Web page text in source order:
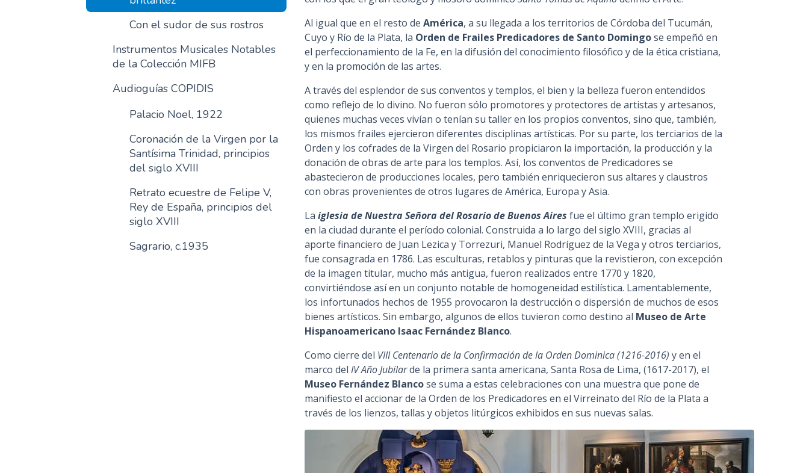
Con el sudor de sus rostros
Instrumentos Musicales Notables
de la Colección MIFB
Audioguías COPIDIS
Palacio Noel, 1922
Coronación de la Virgen por la
Santísima Trinidad, principios
del siglo XVIII
Retrato ecuestre de Felipe V,
Rey de España, principios del
siglo XVIII
Sagrario, c.1935
Al igual que en el resto de América, a su llegada a los territorios de Córdoba del Tucumán,
Cuyo y Río de la Plata, la Orden de Frailes Predicadores de Santo Domingose empeñó en
el perfeccionamiento de la Fe, en la difusión del conocimiento filosófico y de la ética cristiana,
y en la promoción de las artes.
A través del esplendor de sus conventos y templos, el bien y la belleza fueron entendidos
como reflejo de lo divino. No fueron sólo promotores y protectores de artistas y artesanos,
quienes muchas veces vivían o tenían su taller en los propios conventos, sino que, también,
los mismos frailes ejercieron diferentes disciplinas artísticas. Por su parte, los terciarios de la
Orden y los cofrades de la Virgen del Rosario propiciaron la importación, la producción y la
donación de obras de arte para los templos. Así, los conventos de Predicadores se
abastecieron de producciones locales, pero también enriquecieron sus altares y claustros
con obras provenientes de otros lugares de América, Europa y Asia.
La iglesia de Nuestra Señora del Rosario de Buenos Aires fue el último gran templo erigido
en la ciudad durante el período colonial. Construida a lo largo del siglo XVIII, gracias al
aporte financiero de Juan Lezica y Torrezuri, Manuel Rodríguez de la Vega y otros terciarios,
fue consagrada en 1786. Las esculturas, retablos y pinturas que la revistieron, con excepción
de la imagen titular, mucho más antigua, fueron realizados entre 1770 y 1820,
convirtiéndose así en un conjunto notable de homogeneidad estilística. Lamentablemente,
los infortunados hechos de 1955 provocaron la destrucción o dispersión de muchos de esos
bienes artísticos. Sin embargo, algunos de ellos tuvieron como destino al Museo de Arte
Hispanoamericano Isaac Fernández Blanco.
Como cierre del VIII Centenario de la Confirmación de la Orden Dominica (1216-2016) y en el
marco del IV Año Jubilarde la primera santa americana, Santa Rosa de Lima, (1617-2017), el
Museo Fernández Blancose suma a estas celebraciones con una muestra que pone de
manifiesto el accionar de la Orden de los Predicadores en el Virreinato del Río de la Plata a
través de los lienzos, tallas y objetos litúrgicos exhibidos en sus nuevas salas.